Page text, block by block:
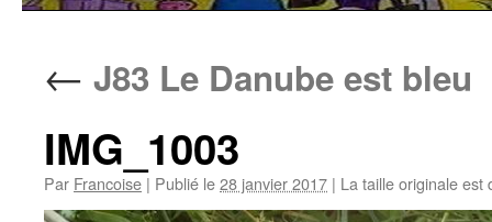
← J83 Le Danube est bleu
IMG_1003
Par Francoise | Publié le28 janvier 2017 | La taille originale est